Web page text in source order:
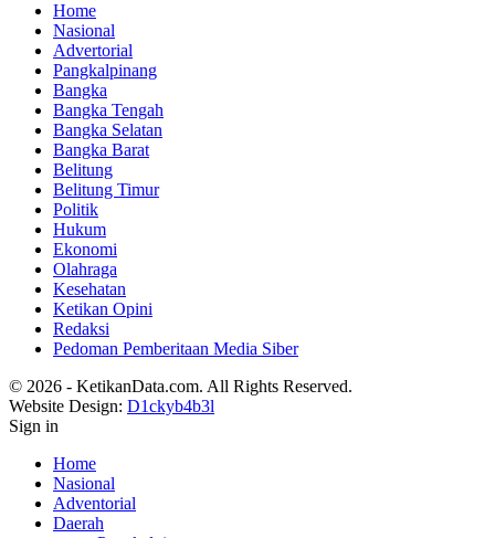
Home
Nasional
Advertorial
Pangkalpinang
Bangka
Bangka Tengah
Bangka Selatan
Bangka Barat
Belitung
Belitung Timur
Politik
Hukum
Ekonomi
Olahraga
Kesehatan
Ketikan Opini
Redaksi
Pedoman Pemberitaan Media Siber
© 2026 - KetikanData.com. All Rights Reserved.
Website Design: D1ckyb4b3l
Sign in
Home
Nasional
Adventorial
Daerah